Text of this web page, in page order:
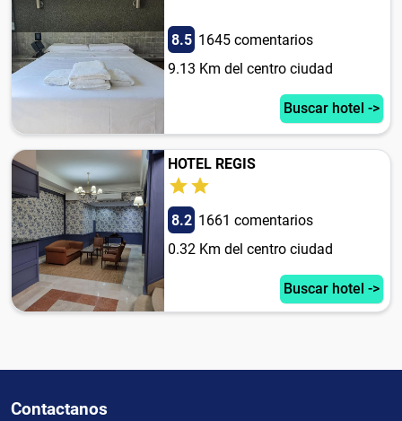
8.5 1645 comentarios
9.13 Km del centro ciudad
Buscar hotel ->
HOTEL REGIS
8.2 1661 comentarios
0.32 Km del centro ciudad
Buscar hotel ->
Contactanos